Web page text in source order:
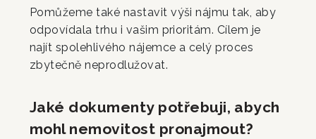
Pomůžeme také nastavit výši nájmu tak, aby
odpovídala trhu i vašim prioritám. Cílem je
najít spolehlivého nájemce a celý proces
zbytečně neprodlužovat.
Jaké dokumenty potřebuji, abych
mohl nemovitost pronajmout?